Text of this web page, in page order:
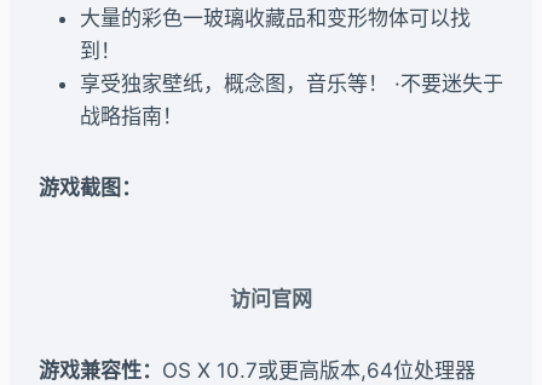
大量的彩色一玻璃收藏品和变形物体可以找
到！
享受独家壁纸，概念图，音乐等！ ·不要迷失于
战略指南！
游戏截图：
访问官网
游戏兼容性： OS X 10.7或更高版本,64位处理器